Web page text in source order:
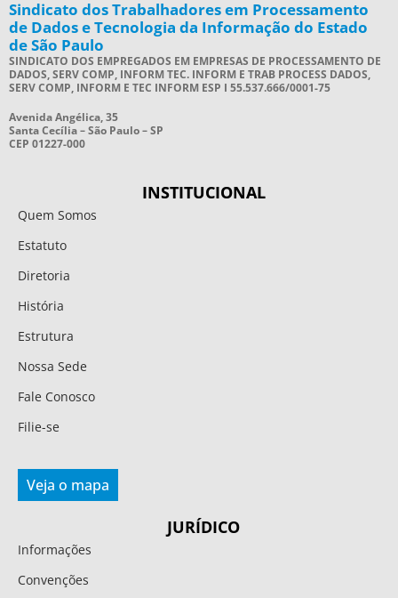
Sindicato dos Trabalhadores em Processamento
de Dados e Tecnologia da Informação do Estado
de São Paulo
SINDICATO DOS EMPREGADOS EM EMPRESAS DE PROCESSAMENTO DE
DADOS, SERV COMP, INFORM TEC. INFORM E TRAB PROCESS DADOS,
SERV COMP, INFORM E TEC INFORM ESP I 55.537.666/0001-75
Avenida Angélica, 35
Santa Cecília – São Paulo – SP
CEP 01227-000
INSTITUCIONAL
Quem Somos
Estatuto
Diretoria
História
Estrutura
Nossa Sede
Fale Conosco
Filie-se
Veja o mapa
JURÍDICO
Informações
Convenções